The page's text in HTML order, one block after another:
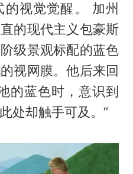
视觉觉醒。 加州
的现代主义包豪斯
级景观标配的蓝色
视网膜。他后来回
的蓝色时，意识到
处却触手可及。”